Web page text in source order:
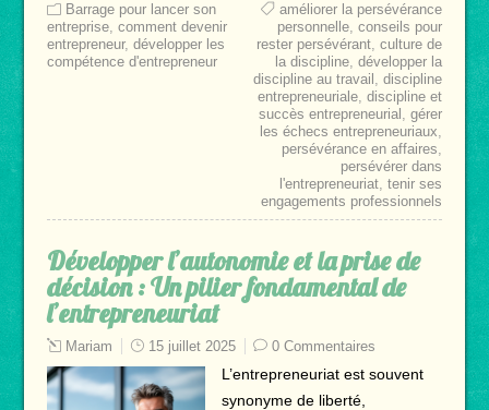
Barrage pour lancer son
entreprise, comment devenir
entrepreneur, développer les
compétence d'entrepreneur
améliorer la persévérance
personnelle,conseils pour
rester persévérant,culture de
la discipline,développer la
discipline au travail ,discipline
entrepreneuriale,discipline et
succès entrepreneurial ,gérer
les échecs entrepreneuriaux,
persévérance en affaires,
persévérer dans
l'entrepreneuriat,tenir ses
engagements professionnels
Développer l’autonomie et la prise de
décision : Un pilier fondamental de
l’entrepreneuriat
Mariam 15 juillet 2025 0 Commentaires
L’entrepreneuriat est souvent
synonyme de liberté,